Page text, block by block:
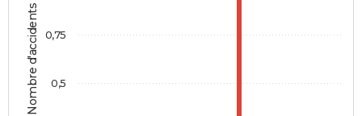
Nombre d'accidents 0,5
0,75